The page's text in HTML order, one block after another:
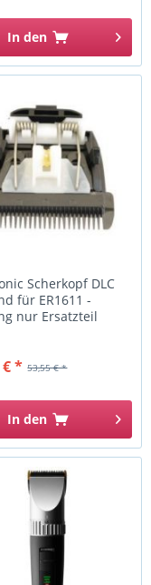
In den
Scherkopf DLC
für ER1611 -
nur Ersatzteil
53,55 € *
€ *
In den